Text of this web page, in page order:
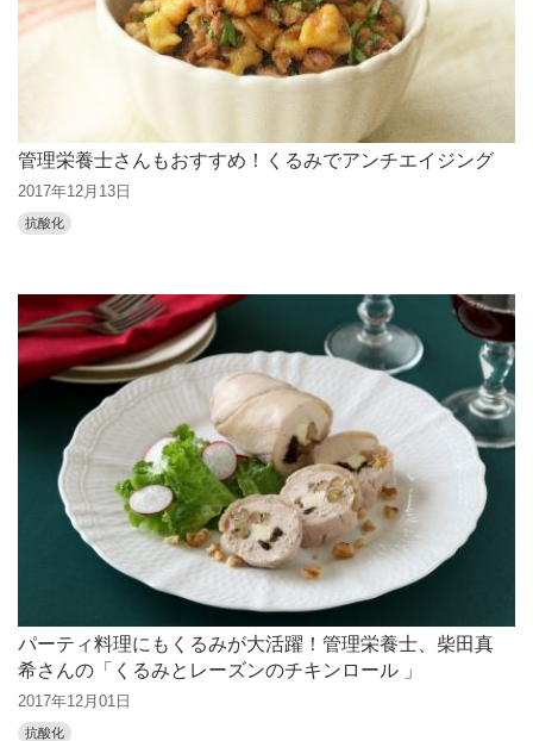
管理栄養士さんもおすすめ！くるみでアンチエイジング
2017年12月13日
抗酸化
パーティ料理にもくるみが大活躍！管理栄養士、柴田真
希さんの「くるみとレーズンのチキンロール 」
2017年12月01日
抗酸化